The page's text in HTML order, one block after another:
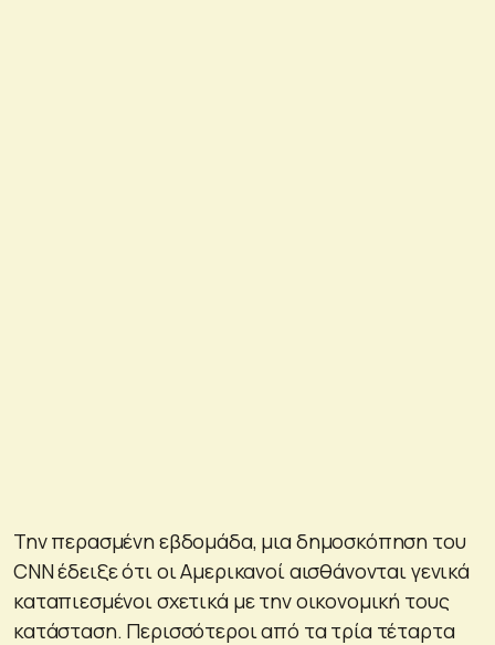
Την περασμένη εβδομάδα, μια δημοσκόπηση του
CNN έδειξε ότι οι Αμερικανοί αισθάνονται γενικά
καταπιεσμένοι σχετικά με την οικονομική τους
κατάσταση. Περισσότεροι από τα τρία τέταρτα